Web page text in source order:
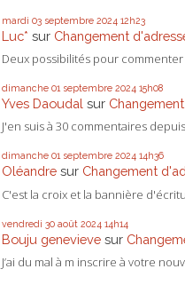
mardi 03 septembre 2024 12h23
Luc* sur Changement
Deux possibilités pour
dimanche 01 septembre 2024 15h08
Yves Daoudal sur
J'en suis à 30 commentaires
dimanche 01 septembre 2024 14h36
Oléandre sur Changement
C'est la croix et la bannière
vendredi 30 août 2024 14h14
Bouju genevieve sur
J’ai du mal à m inscrire à votre